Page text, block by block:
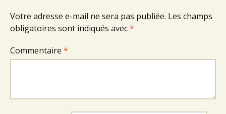
Votre adresse e-mail ne sera pas publiée. Les champs
obligatoires sont indiqués avec*
Commentaire *